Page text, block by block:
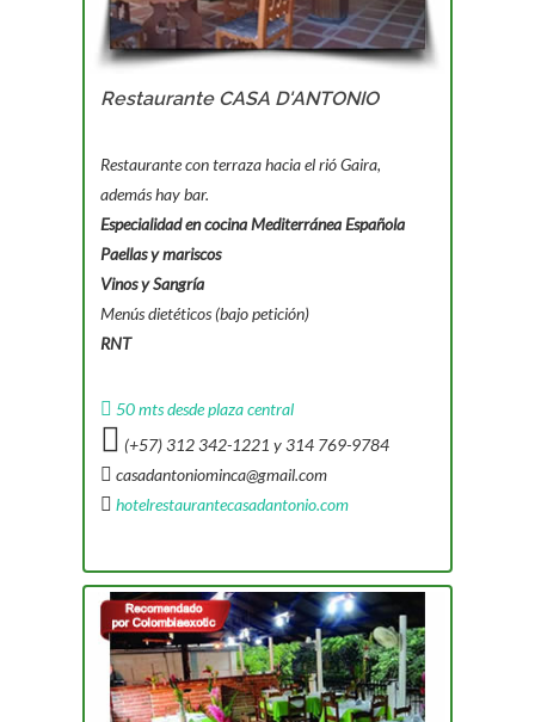
Restaurante CASA D'ANTONIO
Restaurante con terraza hacia el rió Gaira,
además hay bar.
Especialidad en cocina Mediterránea Española
Paellas y mariscos
Vinos y Sangría
Menús dietéticos (bajo petición)
RNT
50 mts desde plaza central
(+57) 312 342-1221 y 314 769-9784
casadantoniominca@gmail.com
hotelrestaurantecasadantonio.com